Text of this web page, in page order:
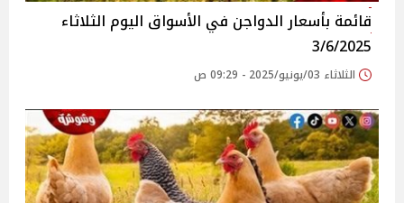
قائمة بأسعار الدواجن في الأسواق‎‎ اليوم الثلاثاء
3/6/2025
الثلاثاء 03/يونيو/2025 - 09:29 ص